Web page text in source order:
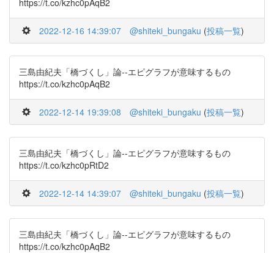
https://t.co/kzhc0pAqB2
2022-12-16 14:39:07 @shiteki_bungaku (投稿一覧)
三島由紀夫「橋づくし」論--エピグラフが意味するもの
https://t.co/kzhc0pAqB2
2022-12-14 19:39:08 @shiteki_bungaku (投稿一覧)
三島由紀夫「橋づくし」論--エピグラフが意味するもの
https://t.co/kzhc0pRtD2
2022-12-14 14:39:07 @shiteki_bungaku (投稿一覧)
三島由紀夫「橋づくし」論--エピグラフが意味するもの
https://t.co/kzhc0pAqB2